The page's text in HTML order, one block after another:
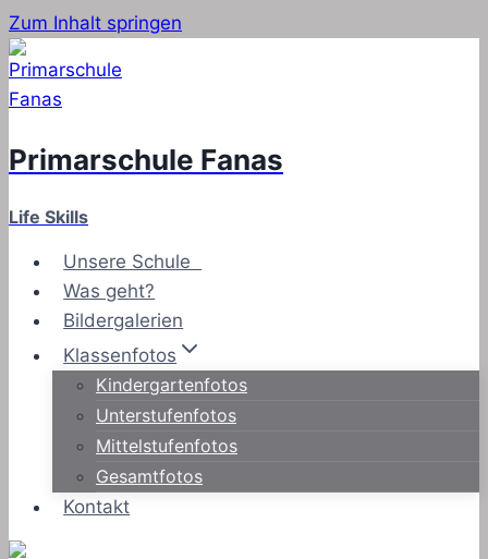
Zum Inhalt springen
Primarschule Fanas
Life Skills
Unsere Schule
Was geht?
Bildergalerien
Klassenfotos
Kindergartenfotos
Unterstufenfotos
Mittelstufenfotos
Gesamtfotos
Kontakt